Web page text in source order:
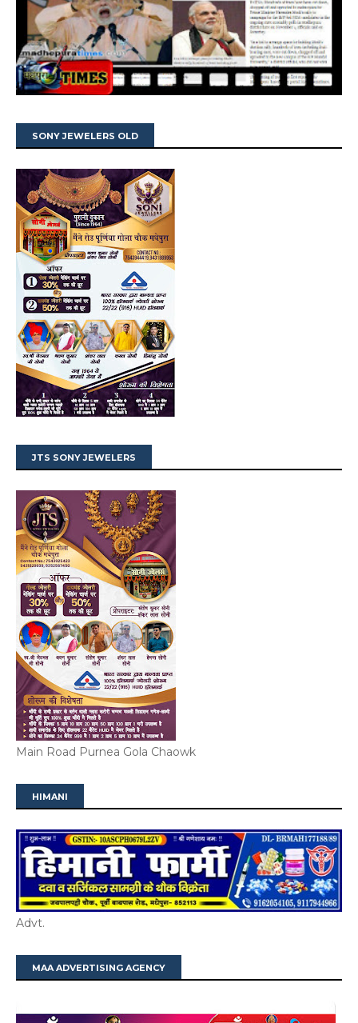
SONY JEWELERS OLD
JTS SONY JEWELERS
Main Road Purnea Gola Chaowk
HIMANI
Advt.
MAA ADVERTISING AGENCY